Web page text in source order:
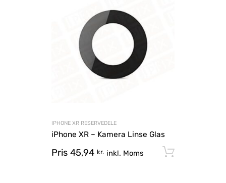
IPHONE XR RESERVEDELE
iPhone XR – Kamera Linse Glas
Pris 45,94 kr. inkl. Moms